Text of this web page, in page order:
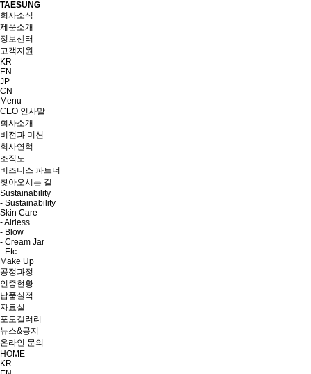
TAESUNG
회사소식
제품소개
정보센터
고객지원
KR
EN
JP
CN
Menu
CEO 인사말
회사소개
비전과 미션
회사연혁
조직도
비즈니스 파트너
찾아오시는 길
Sustainability
- Sustainability
Skin Care
- Airless
- Blow
- Cream Jar
- Etc
Make Up
공정과정
인증현황
납품실적
자료실
포토갤러리
뉴스&공지
온라인 문의
HOME
KR